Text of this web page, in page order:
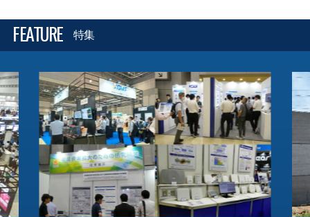
FEATURE 特集